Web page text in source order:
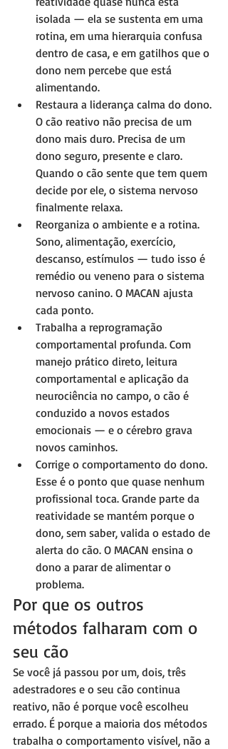
isolada — ela se sustenta em uma
rotina, em uma hierarquia confusa
dentro de casa, e em gatilhos que o
dono nem percebe que está
alimentando.
Restaura a liderança calma do dono.
O cão reativo não precisa de um
dono mais duro. Precisa de um
dono seguro, presente e claro.
Quando o cão sente que tem quem
decide por ele, o sistema nervoso
finalmente relaxa.
Reorganiza o ambiente e a rotina.
Sono, alimentação, exercício,
descanso, estímulos — tudo isso é
remédio ou veneno para o sistema
nervoso canino. O MACAN ajusta
cada ponto.
Trabalha a reprogramação
comportamental profunda. Com
manejo prático direto, leitura
comportamental e aplicação da
neurociência no campo, o cão é
conduzido a novos estados
emocionais — e o cérebro grava
novos caminhos.
Corrige o comportamento do dono.
Esse é o ponto que quase nenhum
profissional toca. Grande parte da
reatividade se mantém porque o
dono, sem saber, valida o estado de
alerta do cão. O MACAN ensina o
dono a parar de alimentar o
problema.
Por que os outros
métodos falharam com o
seu cão
Se você já passou por um, dois, três
adestradores e o seu cão continua
reativo, não é porque você escolheu
errado. É porque a maioria dos métodos
trabalha o comportamento visível, não a